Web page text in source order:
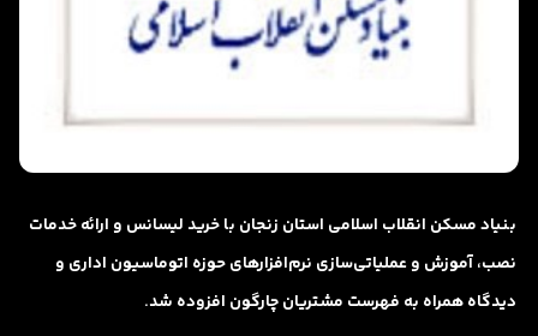
بنیاد مسکن انقلاب اسلامی استان زنجان با خرید لیسانس و ارائه خدمات
نصب، آموزش و عملیاتی‌سازی نرم‌افزارهای حوزه اتوماسیون اداری و
دیدگاه همراه به فهرست مشتریان چارگون افزوده شد.